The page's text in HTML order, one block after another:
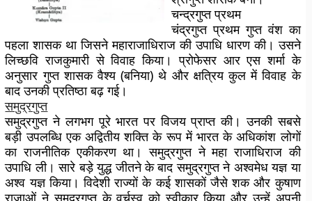
चन्द्रगुप्त प्रथम
चंद्रगुप्त प्रथम गुप्त वंश का
पहला शासक था जिसने महाराजाधिराज की उपाधि धारण की। उसने
लिच्छवि राजकुमारी से विवाह किया। प्रोफेसर आर एस शर्मा के
अनुसार गुप्त शासक वैश्य (बनिया) थे और क्षत्रिय कुल में विवाह के
बाद उनकी प्रतिष्ठा बढ़ गई।
समुद्रगुप्त
समुद्रगुप्त ने लगभग पूरे भारत पर विजय प्राप्त की। उनकी सबसे
बड़ी उपलब्धि एक अद्वितीय शक्ति के रूप में भारत के अधिकांश लोगों
का राजनीतिक एकीकरण था। समुद्रगुप्त ने महा राजाधिराज की
उपाधि ली। सारे बड़े युद्ध जीतने के बाद समुद्रगुप्त ने अश्वमेध यज्ञ या
अश्व यज्ञ किया। विदेशी राज्यों के कई शासकों जैसे शक और कुषाण
राजाओं ने समुद्रगुप्त के वर्चस्व को स्वीकार किया और उन्हें अपनी